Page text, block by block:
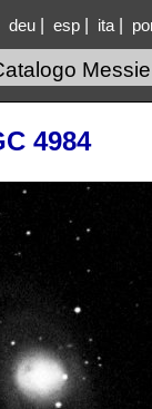
deu| esp| ita|
4984